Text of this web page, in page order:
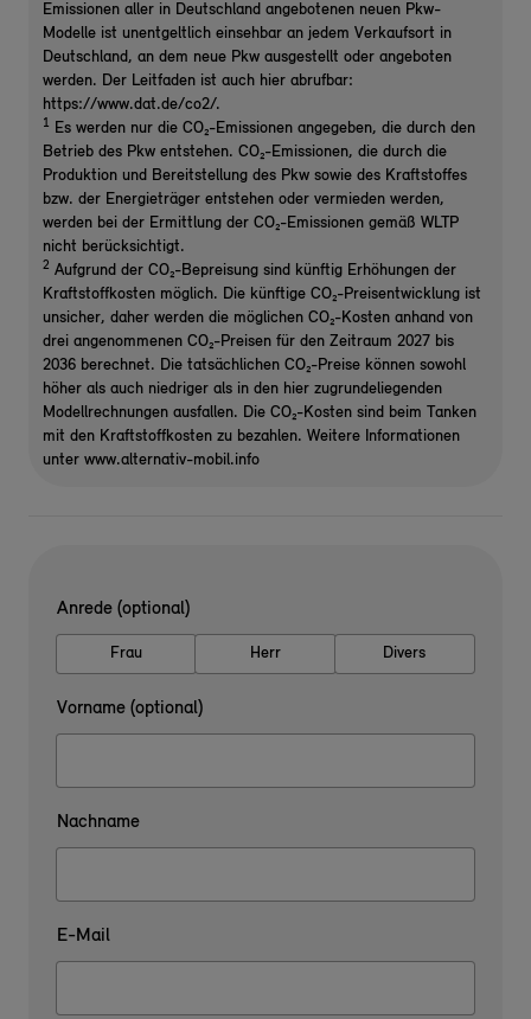
Emissionen aller in Deutschland angebotenen neuen Pkw-
Modelle ist unentgeltlich einsehbar an jedem Verkaufsort in
Deutschland, an dem neue Pkw ausgestellt oder angeboten
werden. Der Leitfaden ist auch hier abrufbar:
https://www.dat.de/co2/.
1 Es werden nur die CO₂-Emissionen angegeben, die durch den
Betrieb des Pkw entstehen. CO₂-Emissionen, die durch die
Produktion und Bereitstellung des Pkw sowie des Kraftstoffes
bzw. der Energieträger entstehen oder vermieden werden,
werden bei der Ermittlung der CO₂-Emissionen gemäß WLTP
nicht berücksichtigt.
2 Aufgrund der CO₂-Bepreisung sind künftig Erhöhungen der
Kraftstoffkosten möglich. Die künftige CO₂-Preisentwicklung ist
unsicher, daher werden die möglichen CO₂-Kosten anhand von
drei angenommenen CO₂-Preisen für den Zeitraum 2027 bis
2036 berechnet. Die tatsächlichen CO₂-Preise können sowohl
höher als auch niedriger als in den hier zugrundeliegenden
Modellrechnungen ausfallen. Die CO₂-Kosten sind beim Tanken
mit den Kraftstoffkosten zu bezahlen. Weitere Informationen
unter www.alternativ-mobil.info
Anrede (optional)
Frau Herr Divers
Vorname (optional)
Nachname
E-Mail